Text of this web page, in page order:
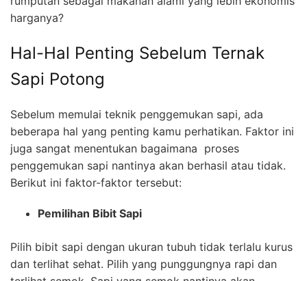
harganya?
Hal-Hal Penting Sebelum Ternak
Sapi Potong
Sebelum memulai teknik penggemukan sapi, ada
beberapa hal yang penting kamu perhatikan. Faktor ini
juga sangat menentukan bagaimana proses
penggemukan sapi nantinya akan berhasil atau tidak.
Berikut ini faktor-faktor tersebut:
Pemilihan Bibit Sapi
Pilih bibit sapi dengan ukuran tubuh tidak terlalu kurus
dan terlihat sehat. Pilih yang punggungnya rapi dan